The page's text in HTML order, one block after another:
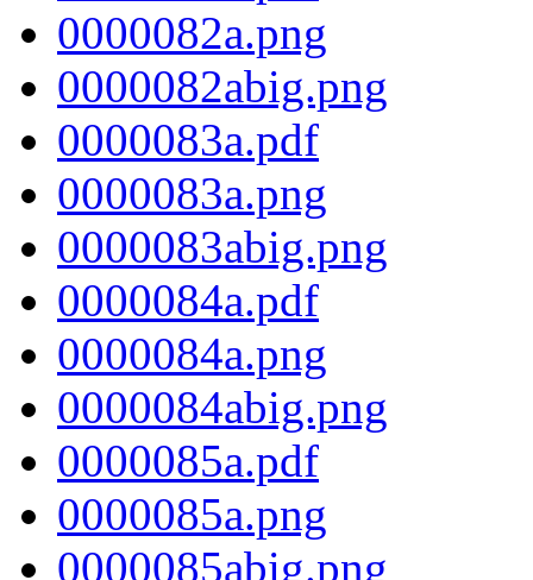
0000082a.png
0000082abig.png
0000083a.pdf
0000083a.png
0000083abig.png
0000084a.pdf
0000084a.png
0000084abig.png
0000085a.pdf
0000085a.png
0000085abig.png